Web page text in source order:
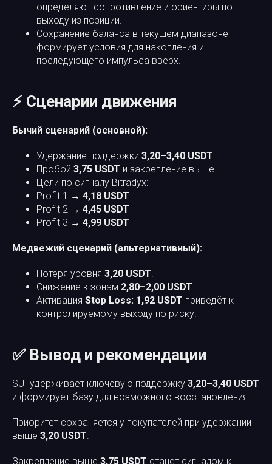
определяют сопротивление и ориентиры по
выходу из позиции.
Сохранение баланса в текущем диапазоне
формирует условия для накопления и
последующего импульса вверх.
⚡ Сценарии движения
Бычий сценарий (основной):
Удержание поддержки 3,20–3,40 USDT.
Пробой 3,75 USDT и закрепление выше.
Цели по сигналу Bitradyx:
Profit 1 → 4,18 USDT
Profit 2 → 4,45 USDT
Profit 3 → 4,99 USDT
Медвежий сценарий (альтернативный):
Потеря уровня 3,20 USDT.
Снижение к зонам 2,80–2,00 USDT.
Активация Stop Loss: 1,92 USDT приведёт к
контролируемому выходу по риску.
✅ Вывод и рекомендации
SUI удерживает ключевую поддержку 3,20–3,40 USDT
и формирует базу для возможного восстановления.
Приоритет сохраняется у покупателей при удержании
выше 3,20 USDT.
Закрепление выше 3,75 USDT станет сигналом к